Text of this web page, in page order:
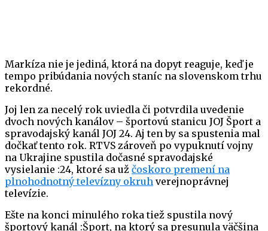
Markíza nie je jediná, ktorá na dopyt reaguje, keď je
tempo pribúdania nových staníc na slovenskom trhu
rekordné.
Joj len za necelý rok uviedla či potvrdila uvedenie
dvoch nových kanálov – športovú stanicu JOJ Šport a
spravodajský kanál JOJ 24. Aj ten by sa spustenia mal
dočkať tento rok. RTVS zároveň po vypuknutí vojny
na Ukrajine spustila dočasné spravodajské
vysielanie :24, ktoré sa už čoskoro premení na
plnohodnotný televízny okruh verejnoprávnej
televízie.
Ešte na konci minulého roka tiež spustila nový
športový kanál :Šport, na ktorý sa presunula väčšina